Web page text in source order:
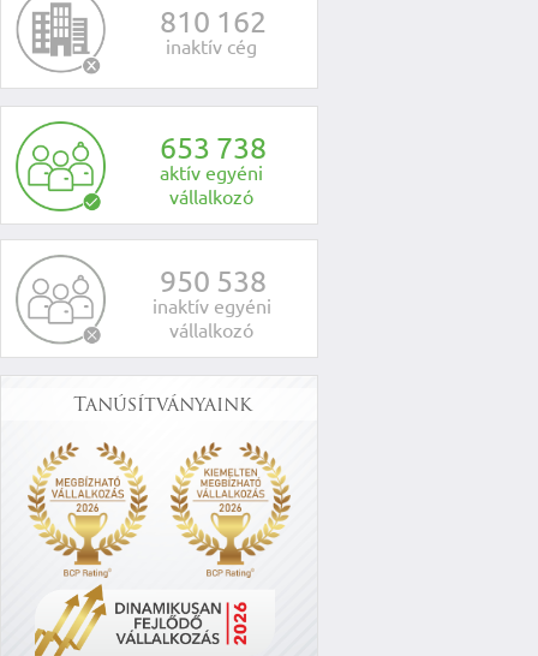
810 162
inaktív cég
653 738
aktív egyéni
vállalkozó
950 538
inaktív egyéni
vállalkozó
Tanúsítványaink